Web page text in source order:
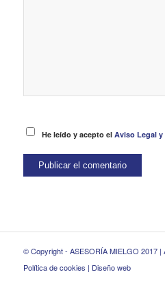
He leído y acepto elAviso Legal y
© Copyright - ASESORÍA MIELGO 2017 |
Política de cookies | Diseño web